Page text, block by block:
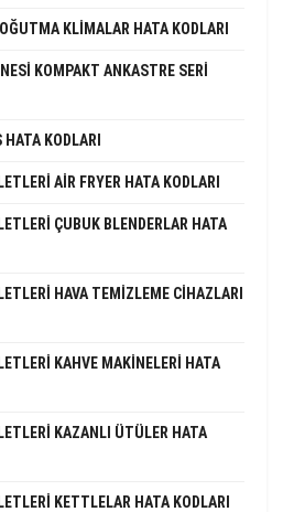
KLIMALAR HATA KODLARI
KOMPAKT ANKASTRE SERI
HATA KODLARI
AIR FRYER HATA KODLARI
ÇUBUK BLENDERLAR HATA
HAVA TEMIZLEME CIHAZLARI
KAHVE MAKINELERI HATA
KAZANLI ÜTÜLER HATA
KETTLELAR HATA KODLARI